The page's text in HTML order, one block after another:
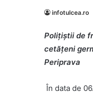
infotulcea.ro
Poliţiştii de
cetățeni
Periprava
În data de